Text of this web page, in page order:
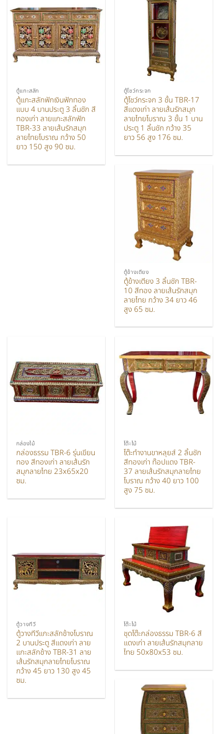
ตู้แกะสลัก
ตู้แกะสลักฟักเงินฟักทอง
แบบ 4 บานประตู 3 ลิ้นชัก สี
ทองเก่า ลายแกะสลักฟัก
TBR-33 ลายเส้นรักสมุก
ลายไทยโบราณ กว้าง 50
ยาว 150 สูง 90 ซม.
ตู้โชว์กระจก
ตู้โชว์กระจก 3 ชั้น TBR-17
สีแดงเก่า ลายเส้นรักสมุก
ลายไทยโบราณ 3 ชั้น 1 บาน
ประตู 1 ลิ้นชัก กว้าง 35
ยาว 56 สูง 176 ซม.
ตู้ข้างเตียง
ตู้ข้างเตียง 3 ลิ้นชัก TBR-
10 สีทอง ลายเส้นรักสมุก
ลายไทย กว้าง 34 ยาว 46
สูง 65 ซม.
กล่องไม้
กล่องธรรม TBR-6 รุ่นเขียน
ทอง สีทองเก่า ลายเส้นรัก
สมุกลายไทย 23x65x20
ซม.
โต๊ะไม้
โต๊ะทำงานขาหลุยส์ 2 ลิ้นชัก
สีทองเก่า ท๊อปแดง TBR-
37 ลายเส้นรักสมุกลายไทย
โบราณ กว้าง 40 ยาว 100
สูง 75 ซม.
ตู้วางทีวี
ตู้วางทีวีแกะสลักช้างโบราณ
2 บานประตู สีแดงเก่า ลาย
แกะสลักช้าง TBR-31 ลาย
เส้นรักสมุกลายไทยโบราณ
กว้าง 45 ยาว 130 สูง 45
ซม.
โต๊ะไม้
ชุดโต๊ะกล่องธรรม TBR-6 สี
แดงเก่า ลายเส้นรักสมุกลาย
ไทย 50x80x53 ซม.